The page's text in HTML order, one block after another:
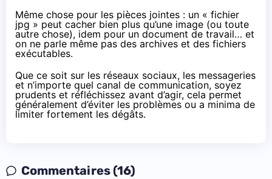
Même chose pour les pièces jointes : un « fichier
jpg » peut cacher bien plus qu’une image (ou toute
autre chose), idem pour un document de travail… et
on ne parle même pas des archives et des fichiers
exécutables.
Que ce soit sur les réseaux sociaux, les messageries
et n’importe quel canal de communication, soyez
prudents et réfléchissez avant d’agir, cela permet
généralement d’éviter les problèmes ou a minima de
limiter fortement les dégâts.
Commentaires (16)